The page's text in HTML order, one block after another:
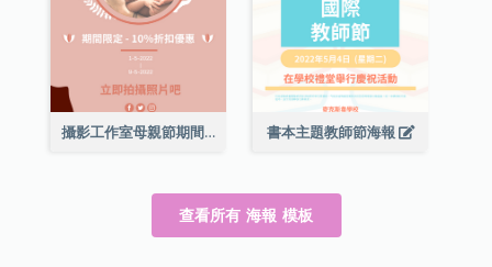
攝影工作室母親節期間限定優惠宣傳海報 書本主題教師節海報
查看所有 海報 模板